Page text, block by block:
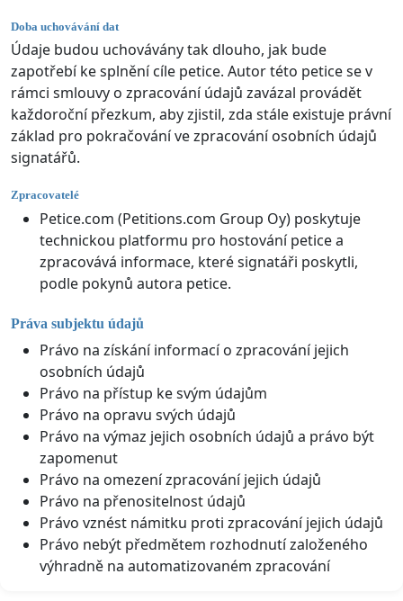
Doba uchovávání dat
Údaje budou uchovávány tak dlouho, jak bude
zapotřebí ke splnění cíle petice. Autor této petice se v
rámci smlouvy o zpracování údajů zavázal provádět
každoroční přezkum, aby zjistil, zda stále existuje právní
základ pro pokračování ve zpracování osobních údajů
signatářů.
Zpracovatelé
Petice.com (Petitions.com Group Oy) poskytuje
technickou platformu pro hostování petice a
zpracovává informace, které signatáři poskytli,
podle pokynů autora petice.
Práva subjektu údajů
Právo na získání informací o zpracování jejich
osobních údajů
Právo na přístup ke svým údajům
Právo na opravu svých údajů
Právo na výmaz jejich osobních údajů a právo být
zapomenut
Právo na omezení zpracování jejich údajů
Právo na přenositelnost údajů
Právo vznést námitku proti zpracování jejich údajů
Právo nebýt předmětem rozhodnutí založeného
výhradně na automatizovaném zpracování